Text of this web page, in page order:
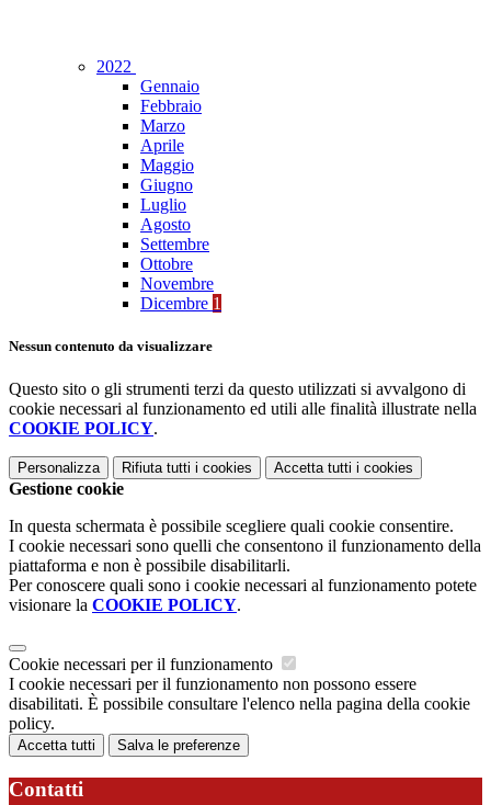
2022
Gennaio
Febbraio
Marzo
Aprile
Maggio
Giugno
Luglio
Agosto
Settembre
Ottobre
Novembre
Dicembre 1
Nessun contenuto da visualizzare
Questo sito o gli strumenti terzi da questo utilizzati si avvalgono di
cookie necessari al funzionamento ed utili alle finalità illustrate nella
COOKIE POLICY.
Personalizza Rifiuta tutti i cookies Accetta tutti i cookies
Gestione cookie
In questa schermata è possibile scegliere quali cookie consentire.
I cookie necessari sono quelli che consentono il funzionamento della
piattaforma e non è possibile disabilitarli.
Per conoscere quali sono i cookie necessari al funzionamento potete
visionare la COOKIE POLICY.
Cookie necessari per il funzionamento
I cookie necessari per il funzionamento non possono essere
disabilitati. È possibile consultare l'elenco nella pagina della cookie
policy.
Accetta tutti Salva le preferenze
Contatti